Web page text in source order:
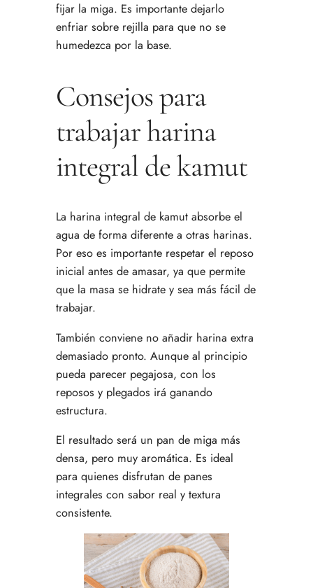
fijar la miga. Es importante dejarlo
enfriar sobre rejilla para que no se
humedezca por la base.
Consejos para
trabajar harina
integral de kamut
La harina integral de kamut absorbe el
agua de forma diferente a otras harinas.
Por eso es importante respetar el reposo
inicial antes de amasar, ya que permite
que la masa se hidrate y sea más fácil de
trabajar.
También conviene no añadir harina extra
demasiado pronto. Aunque al principio
pueda parecer pegajosa, con los
reposos y plegados irá ganando
estructura.
El resultado será un pan de miga más
densa, pero muy aromática. Es ideal
para quienes disfrutan de panes
integrales con sabor real y textura
consistente.